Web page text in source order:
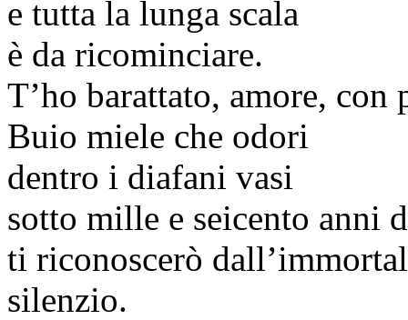
e tutta la lunga scala
è da ricominciare.
T’ho barattato, amore, con
Buio miele che odori
dentro i diafani vasi
sotto mille e seicento anni
ti riconoscerò
silenzio.